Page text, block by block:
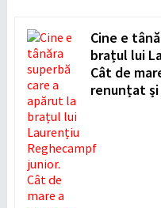
Cine e
brațul lui
Cât de
renunțat